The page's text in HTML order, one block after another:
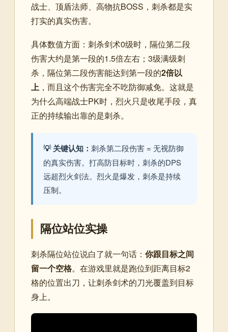
战士、顶盾法师、高物抗BOSS，刺杀都是实
打实的真实伤害。
具体数值方面：刺杀剑术0级时，隔位第二段
伤害大约是第一段的1.5倍左右；3级满级刺
杀，隔位第二段伤害能达到第一段的2倍以
上 ，而且这个伤害完全不吃防御减免。这就是
为什么高端战士PK时，烈火只是收尾手段，真
正的持续输出靠的是刺杀。
💡 关键认知： 刺杀第二段伤害 = 无视防御
的真实伤害。打高防目标时，刺杀的DPS
远超烈火剑法。烈火是爆发，刺杀是持续
压制。
隔位站位实操
刺杀隔位站位说白了就一句话： 你跟目标之间
留一个空格。在游戏里就是跑位到距离目标2
格的位置出刀，让刺杀剑术的刀光覆盖到目标
身上。